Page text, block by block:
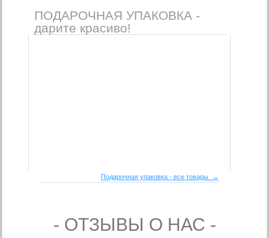
ПОДАРОЧНАЯ УПАКОВКА -
дарите красиво!
Подарочная упаковка - все товары →
- ОТЗЫВЫ О НАС -